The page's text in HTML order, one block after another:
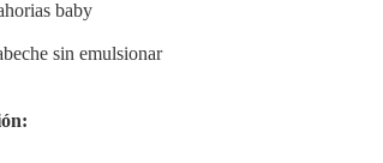
baby
sin emulsionar